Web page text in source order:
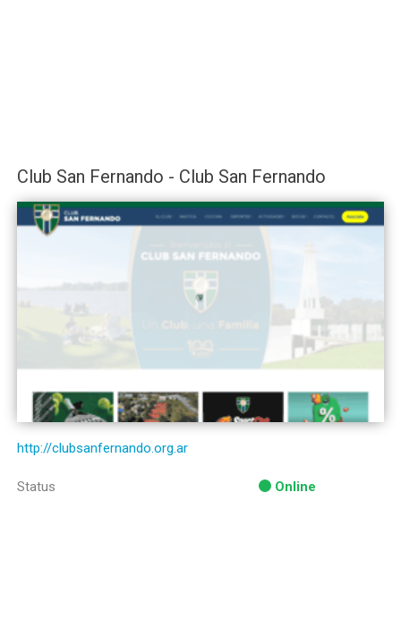
Club San Fernando - Club San Fernando
http://clubsanfernando.org.ar
Status Online